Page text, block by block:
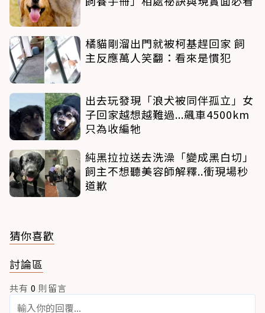
橘貓剛溜出門就被柯基趕回家 飼
主反應萬人笑翻：看來是慣犯
出去玩發現「浪犬被同伴孤立」女
子回家越想越難過...飆車4500km
只為收編牠
純黑拉拉送去洗澡「變成黑白切」
飼主不想聽美容師解釋..衝現場秒
道歉
猜你喜歡
討論區
共有 0 則留言